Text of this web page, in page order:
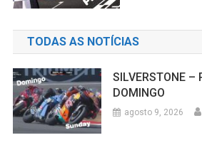
TODAS AS NOTÍCIAS
SILVERSTONE –
DOMINGO
agosto 9, 2026